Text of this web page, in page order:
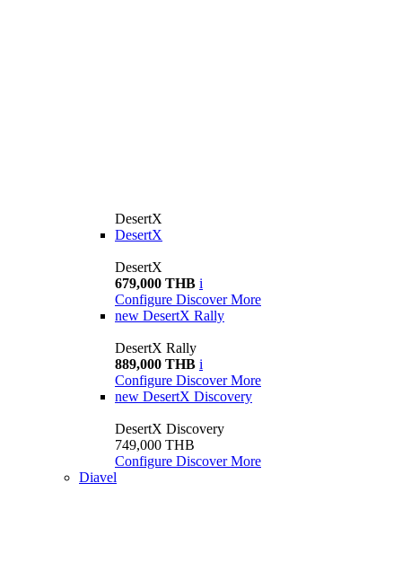
DesertX
DesertX
DesertX
679,000 THB i
Configure Discover More
new DesertX Rally
DesertX Rally
889,000 THB i
Configure Discover More
new DesertX Discovery
DesertX Discovery
749,000 THB
Configure Discover More
Diavel